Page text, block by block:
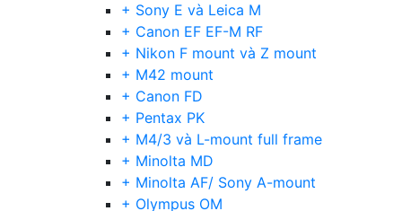
+ Sony E và Leica M
+ Canon EF EF-M RF
+ Nikon F mount và Z mount
+ M42 mount
+ Canon FD
+ Pentax PK
+ M4/3 và L-mount full frame
+ Minolta MD
+ Minolta AF/ Sony A-mount
+ Olympus OM